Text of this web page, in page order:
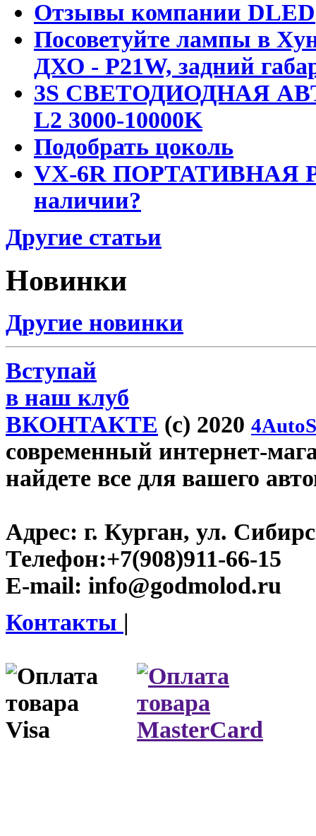
Отзывы компании DLED
Посоветуйте лампы в
ДХО - P21W, задний
3S СВЕТОДИОДНАЯ
L2 3000-10000K
Подобрать цоколь
VX-6R ПОРТАТИВНАЯ
наличии?
Другие статьи
Новинки
Другие новинки
Вступай
в наш клуб
ВКОНТАКТЕ (c) 2020
современный интернет-
найдете все для вашего
Адрес: г. Курган, ул.
Телефон:+7(908)911-66-15
E-mail: info@godmolod.ru
Контакты |